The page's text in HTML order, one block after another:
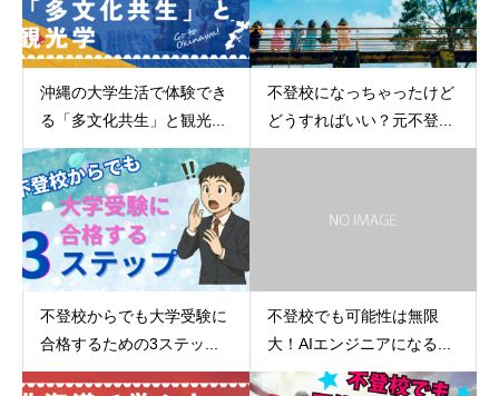
沖縄の大学生活で体験でき
る「多文化共生」と観光...
不登校になっちゃったけど
どうすればいい？元不登...
不登校からでも大学受験に
合格するための3ステッ...
不登校でも可能性は無限
大！AIエンジニアになる...